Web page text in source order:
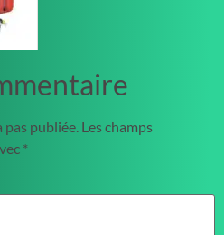
pas publiée. Les champs
*